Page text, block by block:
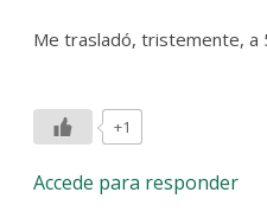
Me trasladó, tristemente, a
+1
Accede para responder